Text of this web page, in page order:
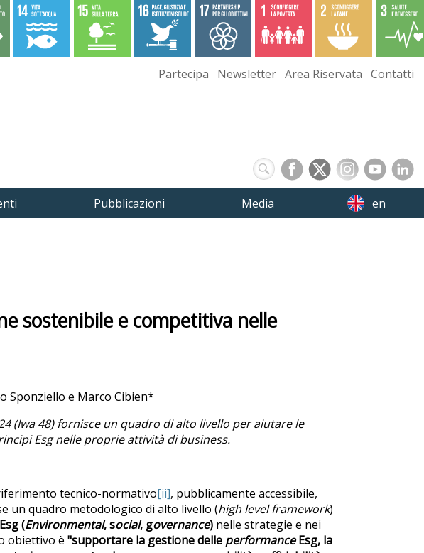
Partecipa Newsletter Area Riservata Contatti
Pubblicazioni Media en
sostenibile e competitiva nelle
Sponziello e Marco Cibien*
(Iwa 48) fornisce un quadro di alto livello per aiutare le
Esg nelle proprie attività di business.
tecnico-normativo[ii], pubblicamente accessibile,
un quadro metodologico di alto livello (high level framework)
Esg (Environmental, social, governance)nelle strategie e nei
obiettivo è "supportare la gestione delle performanceEsg, la